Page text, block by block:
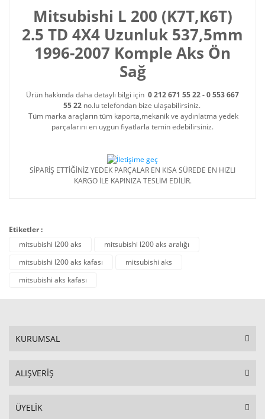
Mitsubishi L 200 (K7T,K6T)
2.5 TD 4X4 Uzunluk 537,5mm
1996-2007 Komple Aks Ön
Sağ
Ürün hakkında daha detaylı bilgi için 0 212 671 55 22 - 0 553 667
55 22no.lu telefondan bize ulaşabilirsiniz.
Tüm marka araçların tüm kaporta,mekanik ve aydınlatma yedek
parçalarını en uygun fiyatlarla temin edebilirsiniz.
SİPARİŞ ETTİĞİNİZ YEDEK PARÇALAR EN KISA SÜREDE EN HIZLI
KARGO İLE KAPINIZA TESLİM EDİLİR.
Etiketler :
mitsubishi l200 aks
mitsubishi l200 aks aralığı
mitsubishi l200 aks kafası
mitsubishi aks
mitsubishi aks kafası
KURUMSAL
ALIŞVERİŞ
ÜYELİK